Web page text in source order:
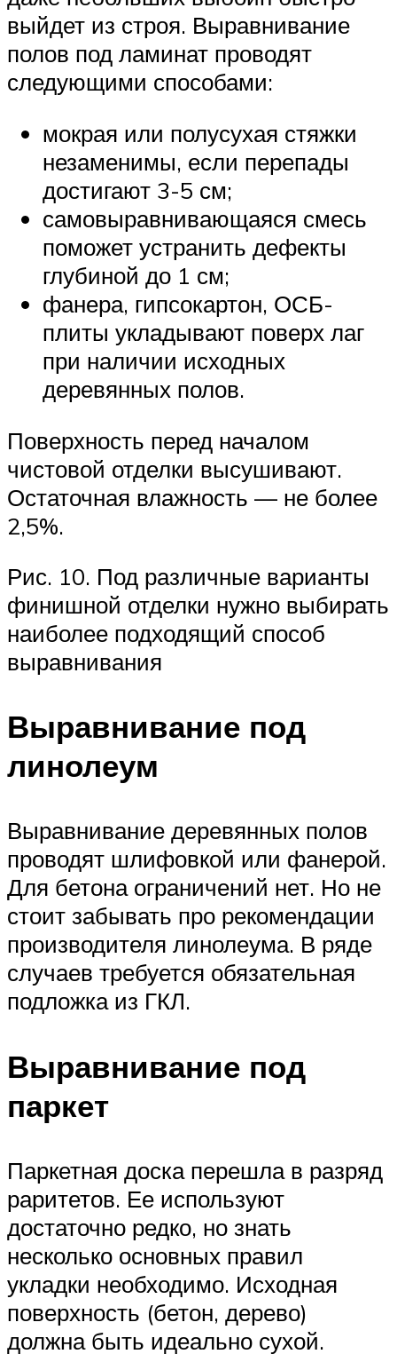
выйдет из строя. Выравнивание
полов под ламинат проводят
следующими способами:
мокрая или полусухая стяжки
незаменимы, если перепады
достигают 3-5 см;
самовыравнивающаяся смесь
поможет устранить дефекты
глубиной до 1 см;
фанера, гипсокартон, ОСБ-
плиты укладывают поверх лаг
при наличии исходных
деревянных полов.
Поверхность перед началом
чистовой отделки высушивают.
Остаточная влажность — не более
2,5%.
Рис. 10. Под различные варианты
финишной отделки нужно выбирать
наиболее подходящий способ
выравнивания
Выравнивание под
линолеум
Выравнивание деревянных полов
проводят шлифовкой или фанерой.
Для бетона ограничений нет. Но не
стоит забывать про рекомендации
производителя линолеума. В ряде
случаев требуется обязательная
подложка из ГКЛ.
Выравнивание под
паркет
Паркетная доска перешла в разряд
раритетов. Ее используют
достаточно редко, но знать
несколько основных правил
укладки необходимо. Исходная
поверхность (бетон, дерево)
должна быть идеально сухой.